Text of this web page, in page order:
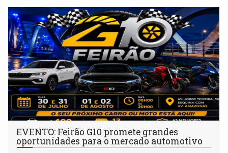
EVENTO: Feirão G10 promete grandes
oportunidades para o mercado automotivo